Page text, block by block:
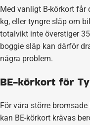
Med vanligt B-körkort
kg, eller tyngre släp om
totalvikt inte överstiger
boggie släp kan därför
några problem.
BE-körkort för
För våra större
kan BE-körkort krävas